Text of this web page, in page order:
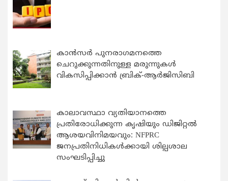
കാന്‍സര്‍ പുനരാഗമനത്തെ
ചെറുക്കുന്നതിനുള്ള മരുന്നുകള്‍
വികസിപ്പിക്കാന്‍ ബ്രിക്-ആര്‍ജിസിബി
കാലാവസ്ഥാ വ്യതിയാനത്തെ
പ്രതിരോധിക്കുന്ന കൃഷിയും ഡിജിറ്റൽ
ആശയവിനിമയവും: NFPRC
ജനപ്രതിനിധികൾക്കായി ശില്പശാല
സംഘടിപ്പിച്ചു